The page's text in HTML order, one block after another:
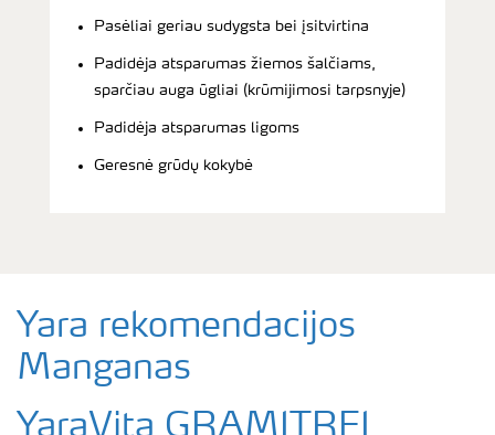
Pasėliai geriau sudygsta bei įsitvirtina
Padidėja atsparumas žiemos šalčiams,
sparčiau auga ūgliai (krūmijimosi tarpsnyje)
Padidėja atsparumas ligoms
Geresnė grūdų kokybė
Yara rekomendacijos
Manganas